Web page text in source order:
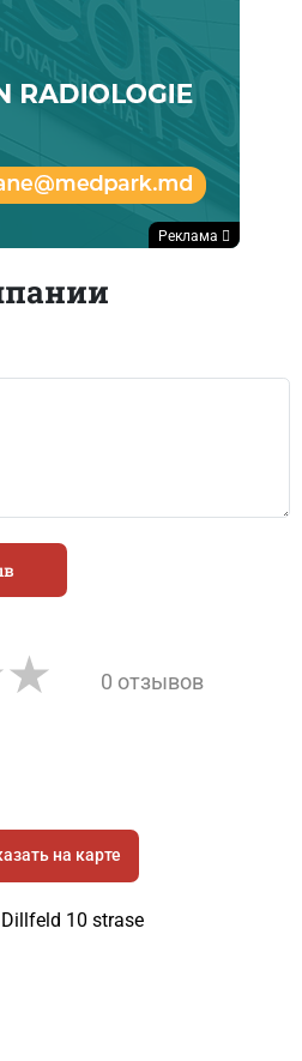
Реклама
0 отзывов
на карте
10 strase